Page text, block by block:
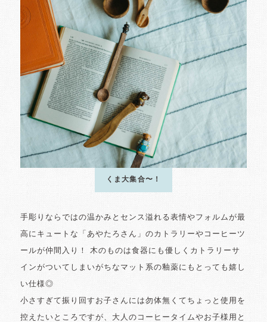
くま大集合〜！
手彫りならではの温かみとセンス溢れる表情やフォルムが最
高にキュートな「あやたろさん」のカトラリーやコーヒーツ
ールが仲間入り！ 木のものは食器にも優しくカトラリーサ
インがついてしまいがちなマット系の釉薬にもとっても嬉し
い仕様◎
小さすぎて振り回すお子さんには勿体無くてちょっと使用を
控えたいところですが、大人のコーヒータイムやお子様用と